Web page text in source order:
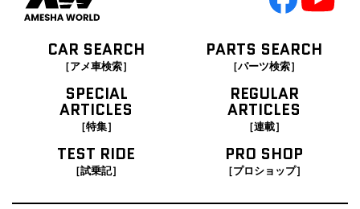
CAR SEARCH
［アメ車検索］
PARTS SEARCH
［パーツ検索］
SPECIAL
ARTICLES
［特集］
REGULAR
ARTICLES
［連載］
TEST RIDE
［試乗記］
PRO SHOP
［プロショップ］